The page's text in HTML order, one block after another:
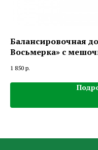
Балансировочная
Восьмерка» с
1 850 р.